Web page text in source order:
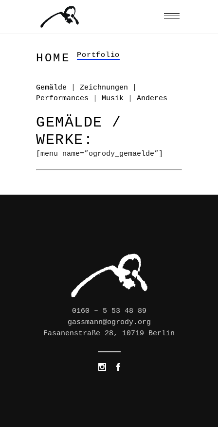
HOME Portfolio
Gemälde Zeichnungen
Performances
Musik Anderes
GEMÄLDE /
WERKE:
[menu name=”ogrody_gemaelde”]
0160 – 5 53 48 89
gassmann@ogrody.org
Fasanenstraße 28, 10719 Berlin